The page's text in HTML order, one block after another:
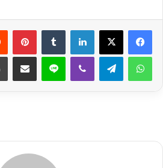
لينكدإن
واتساب تيلقرام ڤايبر لاين مشاركة عبر